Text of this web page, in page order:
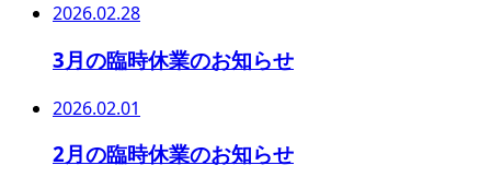
2026.02.28
3月の臨時休業のお知らせ
2026.02.01
2月の臨時休業のお知らせ